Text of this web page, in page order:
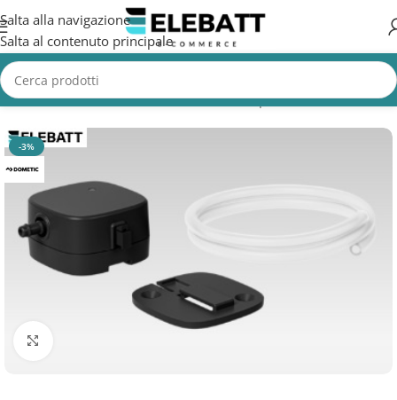
Salta alla navigazione
Salta al contenuto principale
Home/CAMION/Accessori Camion/Clima per Camion
-3%